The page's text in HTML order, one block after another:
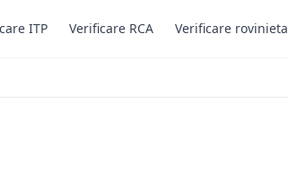
ITP Verificare RCA Verificare rovinieta